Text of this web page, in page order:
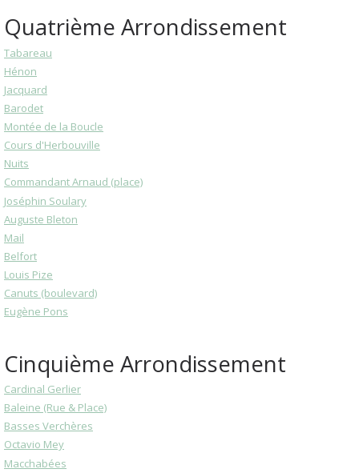
Quatrième Arrondissement
Tabareau
Hénon
Jacquard
Barodet
Montée de la Boucle
Cours d'Herbouville
Nuits
Commandant Arnaud (place)
Joséphin Soulary
Auguste Bleton
Mail
Belfort
Louis Pize
Canuts (boulevard)
Eugène Pons
Cinquième Arrondissement
Cardinal Gerlier
Baleine (Rue & Place)
Basses Verchères
Octavio Mey
Macchabées